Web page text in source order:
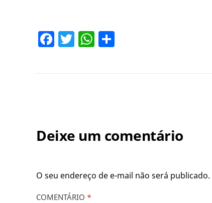
Facebook
TwitterWhatsApp
Deixe um comentário
O seu endereço de e-mail não será publicado.
COMENTÁRIO *